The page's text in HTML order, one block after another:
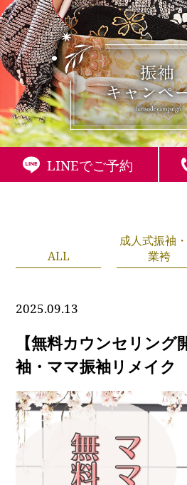
LINEでご予約
ALL
成人式振袖
業袴
2025.09.13
【無料カウンセリング
袖・ママ振袖リメイク